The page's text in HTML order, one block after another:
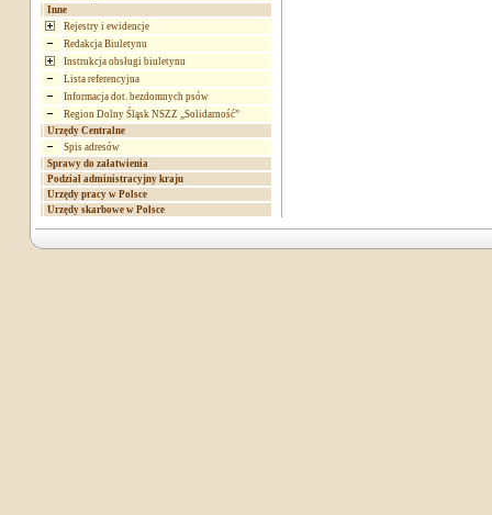
Inne
Rejestry i ewidencje
Redakcja Biuletynu
Instrukcja obsługi biuletynu
Lista referencyjna
Informacja dot. bezdomnych psów
Region Dolny Śląsk NSZZ „Solidarność”
Urzędy Centralne
Spis adresów
Sprawy do załatwienia
Podział administracyjny kraju
Urzędy pracy w Polsce
Urzędy skarbowe w Polsce